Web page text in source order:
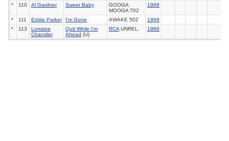
* 110 Al Gardner Sweet Baby
GOOGA
MOOGA 702
1968
* 111 Eddie Parker I'm Gone AWAKE 502
1969
*
113
Lorraine
Chandler
Quit While I'm
Ahead (U)
RCAUNREL. 1966